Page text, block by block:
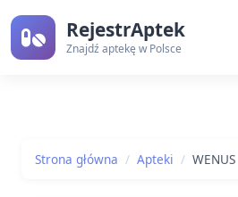
RejestrAptek
Znajdź aptekę w Polsce
Strona główna Apteki WENUS